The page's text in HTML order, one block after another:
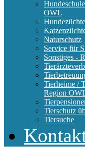
OWL
Naturschutz
Service für
Sonstiges -
Tierheime /
Region
Tierschutz
Tiersuche